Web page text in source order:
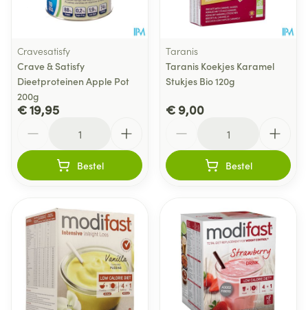
Cravesatisfy
Crave & Satisfy
Dieetproteinen Apple Pot
200g
€ 19,95
Bestel
Taranis
Taranis Koekjes Karamel
Stukjes Bio 120g
€ 9,00
Bestel